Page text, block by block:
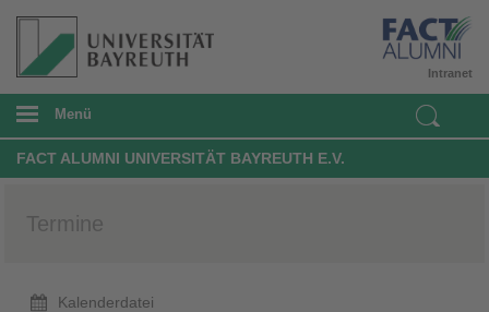
Intranet
Menü
FACT ALUMNI UNIVERSITÄT BAYREUTH E.V.
Termine
Kalenderdatei